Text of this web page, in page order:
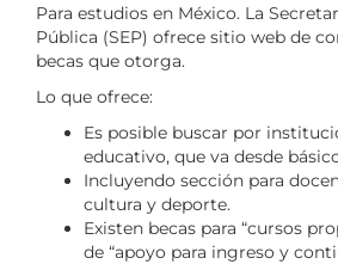
Para estudios en México. La
Pública (SEP) ofrece sitio web de
becas que otorga.
Lo que ofrece:
Es posible buscar por
educativo, que va desde
Incluyendo sección para
cultura y deporte.
Existen becas para “cursos
de “apoyo para ingreso y